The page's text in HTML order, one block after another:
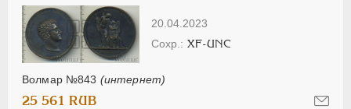
20.04.2023
Волмар №843 (интернет)
XF-UNC
25 561 RUB